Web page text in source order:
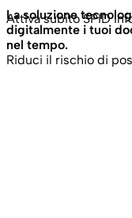
Attiva subito SPID
La soluzione
digitalmente i tuoi
nel tempo.
Riduci il rischio di